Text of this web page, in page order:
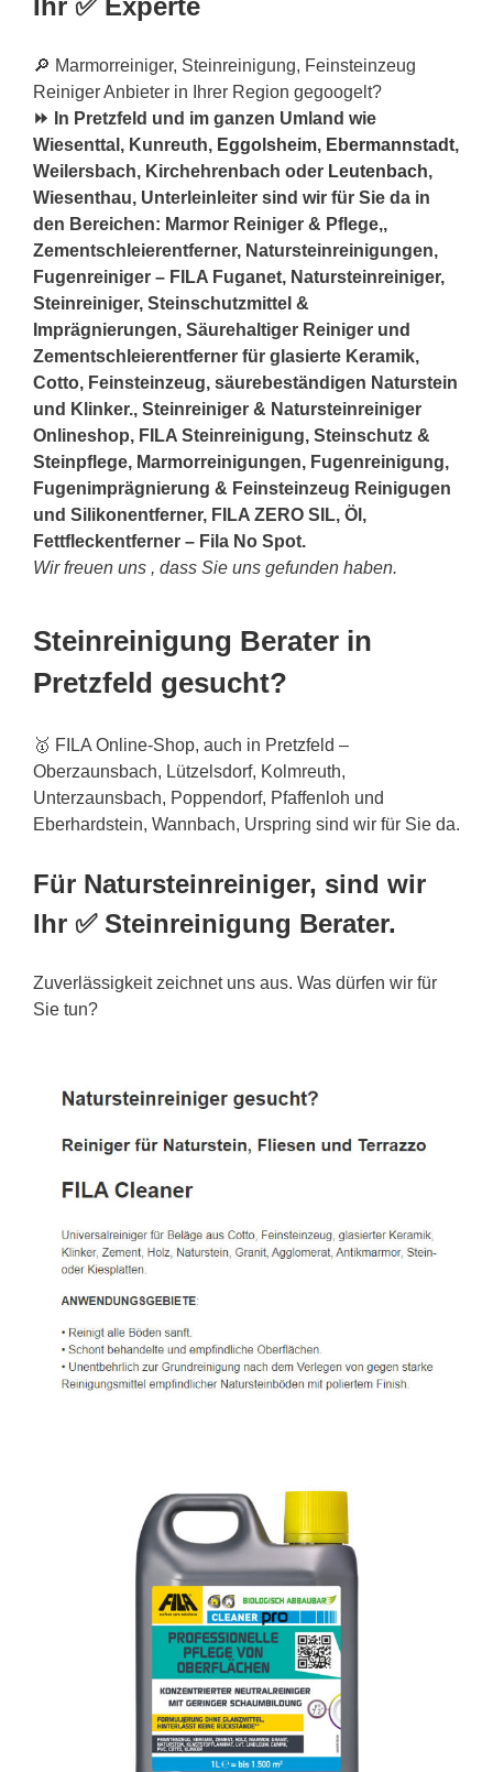
Ihr ✅ Experte
🔎 Marmorreiniger, Steinreinigung, Feinsteinzeug
Reiniger Anbieter in Ihrer Region gegoogelt?
⏩ In Pretzfeld und im ganzen Umland wie
Wiesenttal, Kunreuth, Eggolsheim, Ebermannstadt,
Weilersbach, Kirchehrenbach oder Leutenbach,
Wiesenthau, Unterleinleiter sind wir für Sie da in
den Bereichen: Marmor Reiniger & Pflege,,
Zementschleierentferner, Natursteinreinigungen,
Fugenreiniger – FILA Fuganet, Natursteinreiniger,
Steinreiniger, Steinschutzmittel &
Imprägnierungen, Säurehaltiger Reiniger und
Zementschleierentferner für glasierte Keramik,
Cotto, Feinsteinzeug, säurebeständigen Naturstein
und Klinker., Steinreiniger & Natursteinreiniger
Onlineshop, FILA Steinreinigung, Steinschutz &
Steinpflege, Marmorreinigungen, Fugenreinigung,
Fugenimprägnierung & Feinsteinzeug Reinigugen
und Silikonentferner, FILA ZERO SIL, Öl,
Fettfleckentferner – Fila No Spot.
Wir freuen uns , dass Sie uns gefunden haben.
Steinreinigung Berater in
Pretzfeld gesucht?
🥇 FILA Online-Shop, auch in Pretzfeld –
Oberzaunsbach, Lützelsdorf, Kolmreuth,
Unterzaunsbach, Poppendorf, Pfaffenloh und
Eberhardstein, Wannbach, Urspring sind wir für Sie da.
Für Natursteinreiniger, sind wir
Ihr ✅ Steinreinigung Berater.
Zuverlässigkeit zeichnet uns aus. Was dürfen wir für
Sie tun?